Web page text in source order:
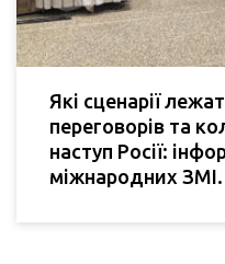
Які сценарії
переговорів та
наступ Росії:
міжнародних ЗМІ.